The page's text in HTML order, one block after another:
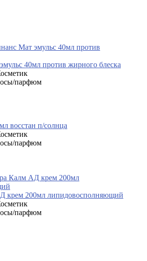
40мл против жирного блеска
парфюм
восстан п/солнца
парфюм
крем 200мл липидовосполняющий
парфюм